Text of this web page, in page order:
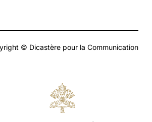
© Dicastère pour la Communication